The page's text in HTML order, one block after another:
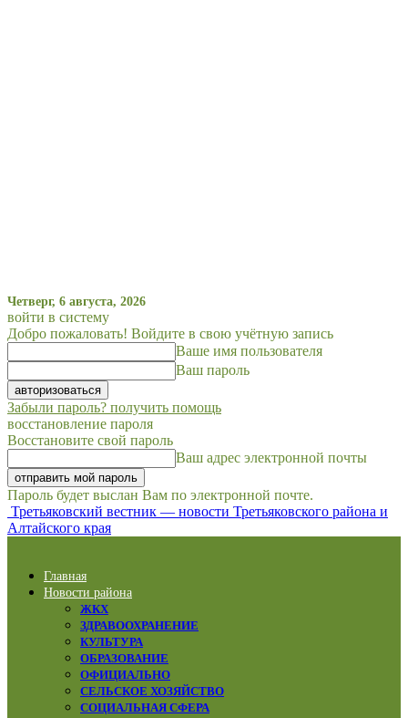
Четверг, 6 августа, 2026
войти в систему
Добро пожаловать! Войдите в свою учётную запись
Ваше имя пользователя
Ваш пароль
Забыли пароль? получить помощь
восстановление пароля
Восстановите свой пароль
Ваш адрес электронной почты
Пароль будет выслан Вам по электронной почте.
Третьяковский вестник — новости Третьяковского района и
Алтайского края
Главная
Новости района
ЖКХ
ЗДРАВООХРАНЕНИЕ
КУЛЬТУРА
ОБРАЗОВАНИЕ
ОФИЦИАЛЬНО
СЕЛЬСКОЕ ХОЗЯЙСТВО
СОЦИАЛЬНАЯ СФЕРА